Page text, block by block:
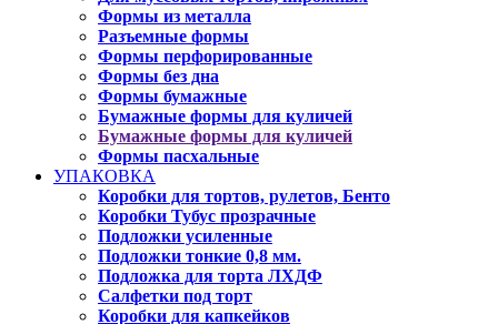
Формы из металла
Разъемные формы
Формы перфорированные
Формы без дна
Формы бумажные
Бумажные формы для куличей
Бумажные формы для куличей
Формы пасхальные
УПАКОВКА
Коробки для тортов, рулетов, Бенто
Коробки Тубус прозрачные
Подложки усиленные
Подложки тонкие 0,8 мм.
Подложка для торта ЛХДФ
Салфетки под торт
Коробки для капкейков